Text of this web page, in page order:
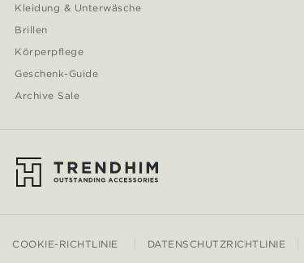
Kleidung & Unterwäsche
Brillen
Körperpflege
Geschenk-Guide
Archive Sale
COOKIE-RICHTLINIE DATENSCHUTZRICHTLINIE